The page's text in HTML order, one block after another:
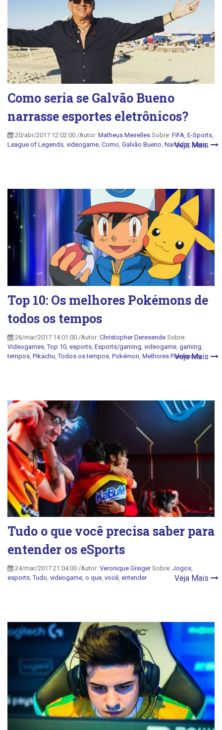
Como seria se Galvão Bueno
narrasse esportes eletrônicos?
20/abr/2017 12:02:00 /Autor: Matheus Meirelles Sobre: FIFA, E-Sports,
League of Legends, videogame, Como, Galvão Bueno, Narrador, seria
Veja Mais
Top 10: Os melhores Pokémons de
todos os tempos
26/mar/2017 14:01:00 /Autor: Christopher Deresende Sobre:
Videogames,Top 10, esports, Esports/gaming, videogame, gaming,
tempos, Pikachu,Todos os tempos, Pokémon, Melhores Pokémons
Veja Mais
Tudo o que você precisa saber para
entender os eSports
24/mar/2017 21:04:00 /Autor: Veronique GisigerSobre: Jogos,
esports,Tudo, videogame, o que, você, entender Veja Mais